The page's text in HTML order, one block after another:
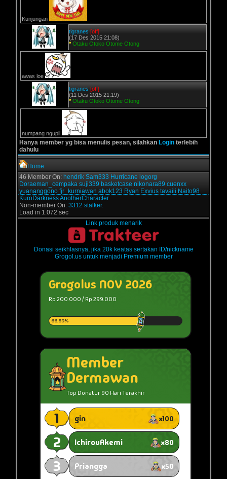
Kunjungan
tigranes [off]
(17 Des 2015 21:08)
* Otaku Otoko Otome Otong
awas loe
tigranes [off]
(11 Des 2015 21:19)
* Otaku Otoko Otome Otong
numpang ngupil
Hanya member yg bisa menulis pesan, silahkan Login terlebih
dahulu
Home
46 Member On: hendrik Sam333 Hurricane logorg
Doraeman_cempaka suji339 basketcase nikonara89 cuenxx
yuananggono fjr_kurniawan abok123 Ryan Exvius tavaili Naito98
KuroDarknessAnotherCharacter
Non-member On: 3312 stalker.
Load in 1.072 sec
Link produk menarik
Donasi seikhlasnya, jika 20k keatas sertakan ID/nickname
Grogol.us untuk menjadi Premium member